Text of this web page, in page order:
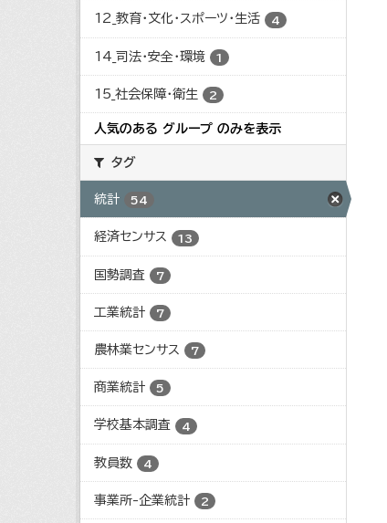
12_教育・文化・スポーツ・生活 4
14_司法・安全・環境 1
15_社会保障・衛生 2
人気のある グループ のみを表示
タグ
統計 54
経済センサス 13
国勢調査 7
工業統計 7
農林業センサス 7
商業統計 5
学校基本調査 4
教員数 4
事業所-企業統計 2